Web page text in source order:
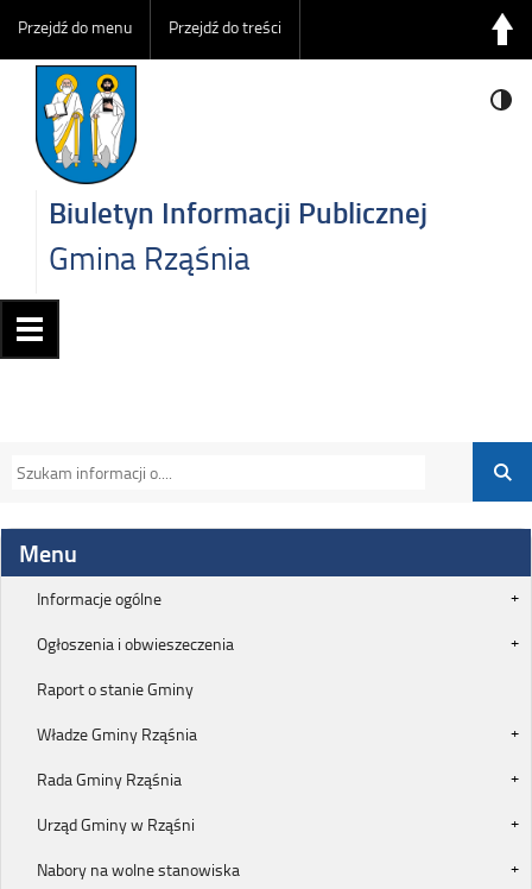
Przejdź do menu Przejdź do treści
Biuletyn Informacji Publicznej
Gmina Rząśnia
Menu
Informacje ogólne
Ogłoszenia i obwieszeczenia
Raport o stanie Gminy
Władze Gminy Rząśnia
Rada Gminy Rząśnia
Urząd Gminy w Rząśni
Nabory na wolne stanowiska